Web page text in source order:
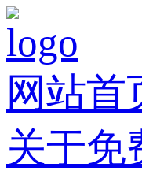
网站首
关于免